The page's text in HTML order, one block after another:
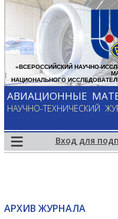
Перейти к основному
«ВСЕРОССИЙСКИЙ НАУЧНО-
НАЦИОНАЛЬНОГО
АВИАЦИОННЫЕ
НАУЧНО-ТЕХНИЧЕСКИЙ
≡ Вход для
АРХИВ ЖУРНАЛА